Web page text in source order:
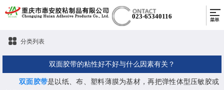
023-65340116
分类列表
双面胶带的粘性好不好与什么因素有关？
双面胶带是以纸、布、塑料薄膜为基材，再把弹性体型压敏胶或